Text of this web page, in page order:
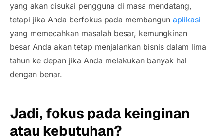
yang akan disukai pengguna di masa mendatang,
tetapi jika Anda berfokus pada membangun aplikasi
yang memecahkan masalah besar, kemungkinan
besar Anda akan tetap menjalankan bisnis dalam lima
tahun ke depan jika Anda melakukan banyak hal
dengan benar.
Jadi, fokus pada keinginan
atau kebutuhan?